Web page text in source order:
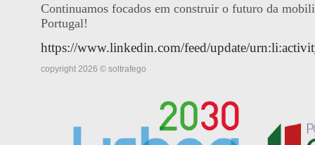
Continuamos focados em construir o futuro da
Portugal!
https://www.linkedin.com/feed/update/
copyright 2026 © soltrafego